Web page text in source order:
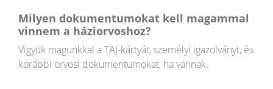
Milyen dokumentumokat kell magammal
vinnem a háziorvoshoz?
Vigyük magunkkal a TAJ-kártyát, személyi igazolványt, és
korábbi orvosi dokumentumokat, ha vannak.